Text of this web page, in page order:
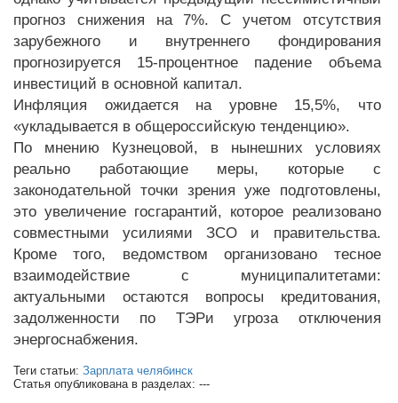
прогноз снижения на 7%. С учетом отсутствия
зарубежного и внутреннего фондирования
прогнозируется 15-процентное падение объема
инвестиций в основной капитал.
Инфляция ожидается на уровне 15,5%, что
«укладывается в общероссийскую тенденцию».
По мнению Кузнецовой, в нынешних условиях
реально работающие меры, которые с
законодательной точки зрения уже подготовлены,
это увеличение госгарантий, которое реализовано
совместными усилиями ЗСО и правительства.
Кроме того, ведомством организовано тесное
взаимодействие с муниципалитетами:
актуальными остаются вопросы кредитования,
задолженности по ТЭРи угроза отключения
энергоснабжения.
Теги статьи: Зарплата челябинск
Статья опубликована в разделах: ---